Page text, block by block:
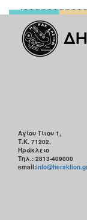
Αγίου Τίτου 1,
Τ.Κ. 71202,
Ηράκλειο
Τηλ.: 2813-409000
email: